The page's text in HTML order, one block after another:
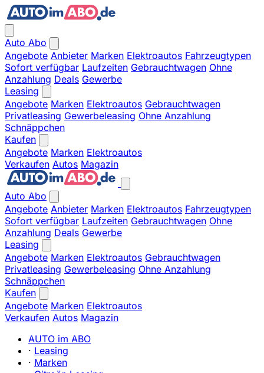
Auto Abo
Angebote Anbieter Marken Elektroautos Fahrzeugtypen
Sofort verfügbar Laufzeiten Gebrauchtwagen Ohne
Anzahlung Deals Gewerbe
Leasing
Angebote Marken Elektroautos Gebrauchtwagen
Privatleasing Gewerbeleasing Ohne Anzahlung
Schnäppchen
Kaufen
Angebote Marken Elektroautos
Verkaufen Autos Magazin
Auto Abo
Angebote Anbieter Marken Elektroautos Fahrzeugtypen
Sofort verfügbar Laufzeiten Gebrauchtwagen Ohne
Anzahlung Deals Gewerbe
Leasing
Angebote Marken Elektroautos Gebrauchtwagen
Privatleasing Gewerbeleasing Ohne Anzahlung
Schnäppchen
Kaufen
Angebote Marken Elektroautos
Verkaufen Autos Magazin
AUTO im ABO
· Leasing
· Marken